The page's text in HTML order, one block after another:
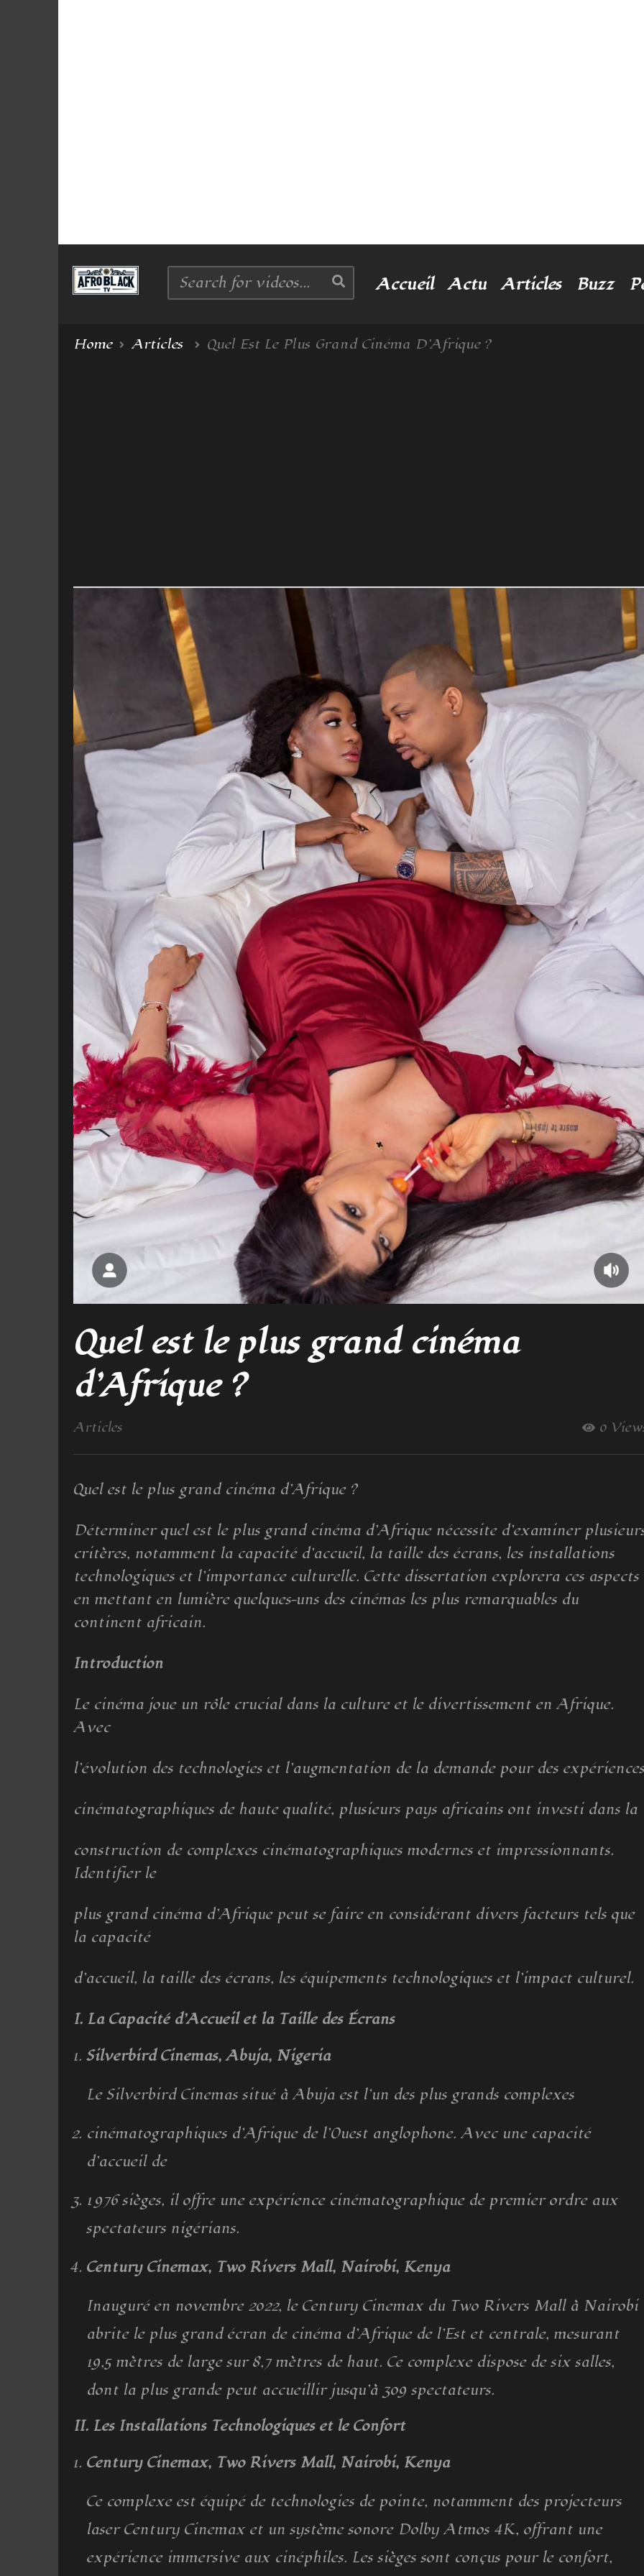
Accueil Actu Articles Buzz
Home Articles Quel Est Le Plus Grand Cinéma D'Afrique ?
Quel est le plus grand cinéma
d’Afrique ?
Articles 0
Quel est le plus grand cinéma d’Afrique ?
Déterminer quel est le plus grand cinéma d’Afrique nécessite d’examiner
critères, notamment la capacité d’accueil, la taille des écrans, les installations
technologiques et l’importance culturelle. Cette dissertation explorera ces aspects
en mettant en lumière quelques-uns des cinémas les plus remarquables du
continent africain.
Introduction
Le cinéma joue un rôle crucial dans la culture et le divertissement en Afrique.
Avec
l’évolution des technologies et l’augmentation de la demande pour des expériences
cinématographiques de haute qualité, plusieurs pays africains ont investi dans la
construction de complexes cinématographiques modernes et impressionnants.
Identifier le
plus grand cinéma d’Afrique peut se faire en considérant divers facteurs tels que
la capacité
d’accueil, la taille des écrans, les équipements technologiques et l’impact culturel.
I. La Capacité d’Accueil et la Taille des Écrans
Silverbird Cinemas, Abuja, Nigeria
Le Silverbird Cinemas situé à Abuja est l’un des plus grands complexes
cinématographiques d’Afrique de l’Ouest anglophone. Avec une capacité
d’accueil de
1 976 sièges, il offre une expérience cinématographique de premier ordre aux
spectateurs nigérians.
Century Cinemax, Two Rivers Mall, Nairobi, Kenya
Inauguré en novembre 2022, le Century Cinemax du Two Rivers Mall à Nairobi
abrite le plus grand écran de cinéma d’Afrique de l’Est et centrale, mesurant
19,5 mètres de large sur 8,7 mètres de haut. Ce complexe dispose de six salles,
dont la plus grande peut accueillir jusqu’à 309 spectateurs.
II. Les Installations Technologiques et le Confort
Century Cinemax, Two Rivers Mall, Nairobi, Kenya
Ce complexe est équipé de technologies de pointe, notamment des projecteurs
laser Century Cinemax et un système sonore Dolby Atmos 4K, offrant une
expérience immersive aux cinéphiles. Les sièges sont conçus pour le confort,